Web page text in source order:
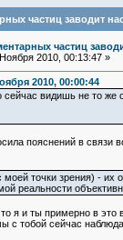
частиц заводит
частиц
2010, 00:13:47 »
2010, 00:00:44
видишь не то же
пояснений в связи
точки зрения) - их
реальности
я и ты примерно в
с тобой сейчас